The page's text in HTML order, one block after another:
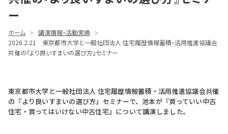
ー
ホーム
講演情報・活動実績
2026.2.21 東京都市大学と一般社団法人 住宅履歴情報蓄積・活用推進協議会
共催の『より良いすまいの選び方』セミナー
東京都市大学と一般社団法人 住宅履歴情報蓄積・活用推進協議会共催
の『より良いすまいの選び方』セミナーで、池本が『買っていい中古
住宅・買ってはいけない中古住宅』について講演しました。